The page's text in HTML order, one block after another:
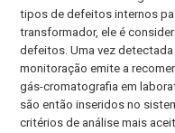
tipos de defeitos internos
transformador, ele é
defeitos. Uma vez
monitoração emite a
gás-cromatografia em
são então inseridos no
critérios de análise mais